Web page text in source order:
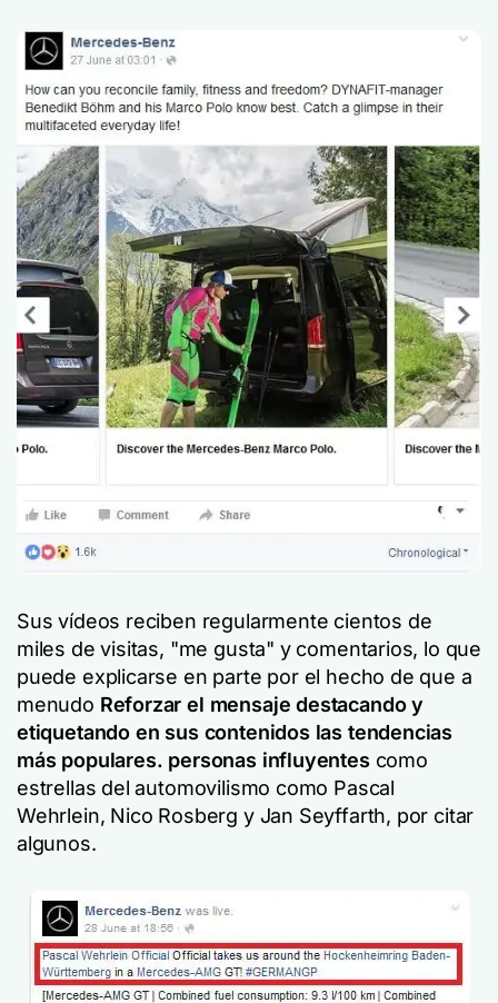
Sus vídeos reciben regularmente cientos de
miles de visitas, "me gusta" y comentarios, lo que
puede explicarse en parte por el hecho de que a
menudo Reforzar el mensaje destacando y
etiquetando en sus contenidos las tendencias
más populares. personas influyentes como
estrellas del automovilismo como Pascal
Wehrlein, Nico Rosberg y Jan Seyffarth, por citar
algunos.